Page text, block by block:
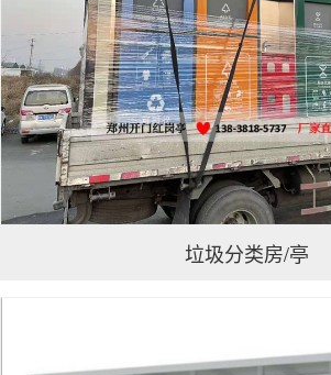
垃圾分类房/亭